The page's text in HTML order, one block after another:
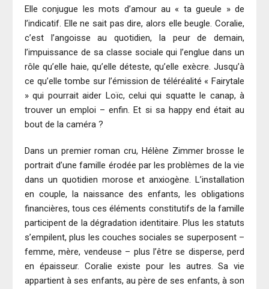
Elle conjugue les mots d’amour au « ta gueule » de
l’indicatif. Elle ne sait pas dire, alors elle beugle. Coralie,
c’est l’angoisse au quotidien, la peur de demain,
l’impuissance de sa classe sociale qui l’englue dans un
rôle qu’elle haie, qu’elle déteste, qu’elle exècre. Jusqu’à
ce qu’elle tombe sur l’émission de téléréalité « Fairytale
» qui pourrait aider Loïc, celui qui squatte le canap, à
trouver un emploi – enfin. Et si sa happy end était au
bout de la caméra ?
Dans un premier roman cru, Hélène Zimmer brosse le
portrait d’une famille érodée par les problèmes de la vie
dans un quotidien morose et anxiogène. L’installation
en couple, la naissance des enfants, les obligations
financières, tous ces éléments constitutifs de la famille
participent de la dégradation identitaire. Plus les statuts
s’empilent, plus les couches sociales se superposent –
femme, mère, vendeuse – plus l’être se disperse, perd
en épaisseur. Coralie existe pour les autres. Sa vie
appartient à ses enfants, au père de ses enfants, à son